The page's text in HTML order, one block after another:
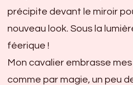
précipite devant le miroir
nouveau look. Sous la
féerique !
Mon cavalier embrasse
comme par magie, un peu